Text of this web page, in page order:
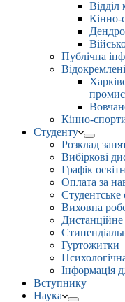
Відділ
Кінно-
Публічна
Кінно-
Студенту
Розклад
Вибіркові
Графік
Оплата за
Студентське
Виховна
Гуртожитки
Інформація
Вступнику
Наука